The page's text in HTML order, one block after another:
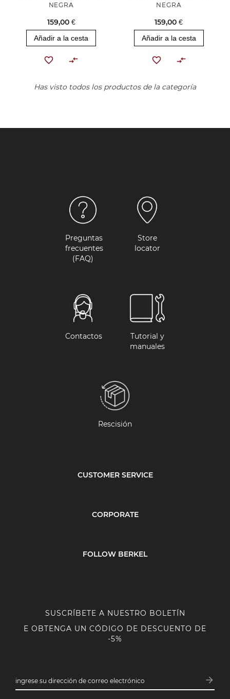
NEGRA
159,00 €
Añadir a la cesta
NEGRA
159,00 €
Añadir a la cesta
Has visto todos los productos de la categoría
Preguntas
frecuentes
(FAQ)
Store
locator
Contactos
Tutorial y
manuales
Rescisión
CUSTOMER SERVICE
CORPORATE
FOLLOW BERKEL
SUSCRÍBETE A NUESTRO BOLETÍN
E OBTENGA UN CÓDIGO DE DESCUENTO DE
-5%
ingrese su dirección de correo electrónico arrow_forward